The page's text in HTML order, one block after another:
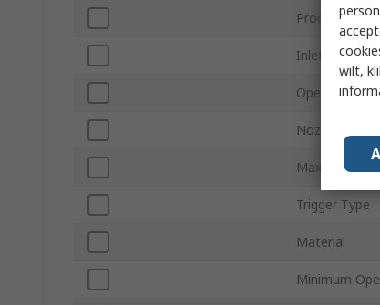
Product Type
Inlet Size
Operating
Nozzle Size
Maximum
Trigger Type
Material
Minimum
wilt,